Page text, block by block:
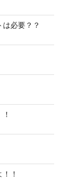
必要？？
！